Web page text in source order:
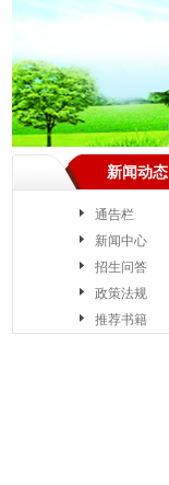
新闻动态
通告栏
新闻中心
招生问答
政策法规
推荐书籍